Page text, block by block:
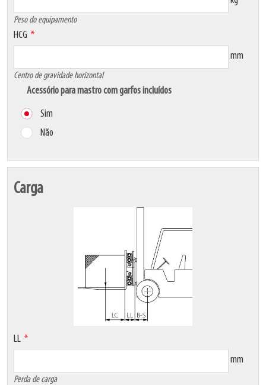
Peso do equipamento
HCG
mm
Centro de gravidade horizontal
Acessório para mastro com garfos incluídos
Sim
Não
Carga
LL
mm
Perda de carga